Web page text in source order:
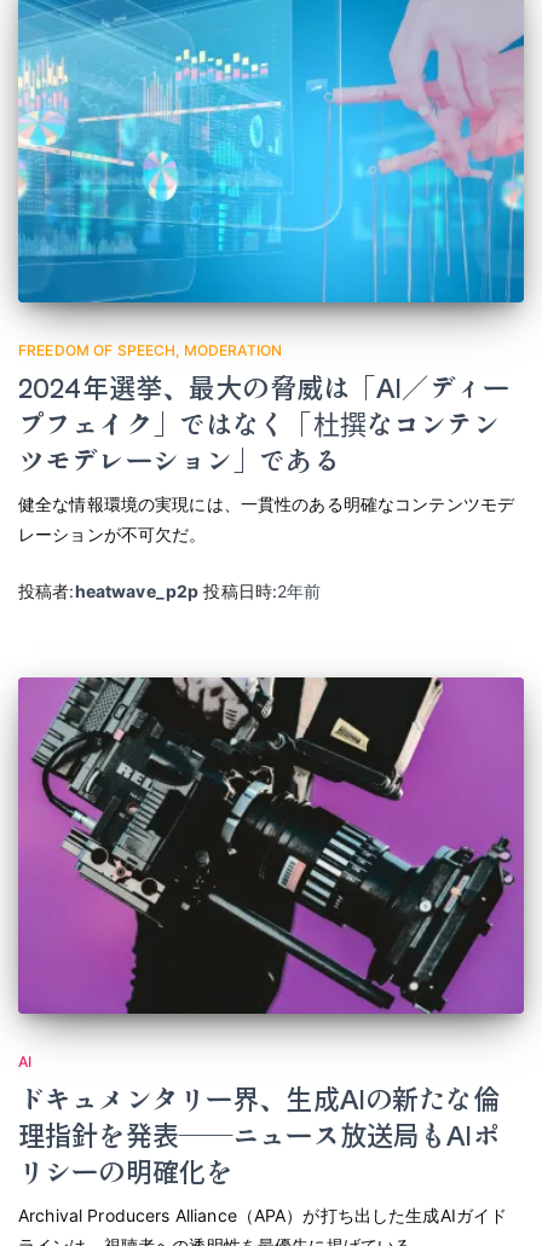
FREEDOM OF SPEECH MODERATION
2024年選挙、最大の脅威は「AI／ディー
プフェイク」ではなく「杜撰なコンテン
ツモデレーション」である
健全な情報環境の実現には、一貫性のある明確なコンテンツモデ
レーションが不可欠だ。
投稿者:heatwave_p2p 投稿日時:2年前
AI
ドキュメンタリー界、生成AIの新たな倫
理指針を発表――ニュース放送局もAIポ
リシーの明確化を
Archival Producers Alliance（APA）が打ち出した生成AIガイド